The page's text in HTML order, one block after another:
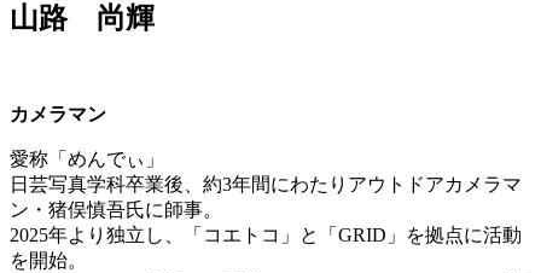
山路 尚輝
カメラマン
愛称「めんでぃ」
日芸写真学科卒業後、約3年間にわたりアウトドアカメラマ
ン・猪俣慎吾氏に師事。
2025年より独立し、「コエトコ」と「GRID」を拠点に活動
を開始。